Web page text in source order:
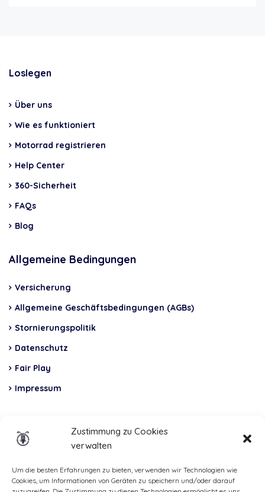
Zustimmung zu Cookies
verwalten
Um die besten Erfahrungen zu bieten, verwenden wir Technologien wie
Cookies, um Informationen von Geräten zu speichern und/oder darauf
Loslegen
Über uns
Wie es funktioniert
Motorrad registrieren
Help Center
360-Sicherheit
FAQs
Blog
Allgemeine Bedingungen
Versicherung
Allgemeine Geschäftsbedingungen (AGBs)
Stornierungspolitik
Datenschutz
Fair Play
Impressum
Total Casco, Partner
Methods